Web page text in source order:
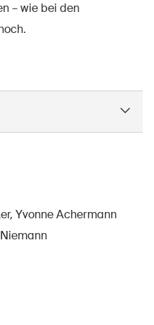
– wie bei den
Yvonne Achermann